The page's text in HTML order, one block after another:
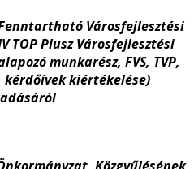
Városfejlesztési
TOP Plusz Városfejlesztési
munkarész, FVS, TVP,
kiértékelése)